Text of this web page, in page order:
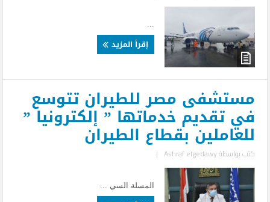
إقرأ المزيد
مستشفى مصر للطيران تتوسع
في تقديم خدماتها ” إلكترونيا ”
للعاملين بقطاع الطيران
كتب بواسطةAshraf elgedawy
|
المسلة السي ...